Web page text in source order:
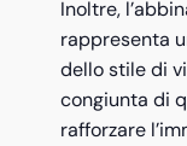
Inoltre,
rappresenta
dello stile di
congiunta di
rafforzare